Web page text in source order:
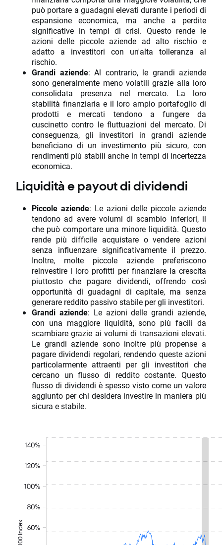
può portare a guadagni elevati durante i periodi di
espansione economica, ma anche a perdite
significative in tempi di crisi. Questo rende le
azioni delle piccole aziende ad alto rischio e
adatto a investitori con un'alta tolleranza al
rischio.
Grandi aziende: Al contrario, le grandi aziende
sono generalmente meno volatili grazie alla loro
consolidata presenza nel mercato. La loro
stabilità finanziaria e il loro ampio portafoglio di
prodotti e mercati tendono a fungere da
cuscinetto contro le fluttuazioni del mercato. Di
conseguenza, gli investitori in grandi aziende
beneficiano di un investimento più sicuro, con
rendimenti più stabili anche in tempi di incertezza
economica.
Liquidità e payout di dividendi
Piccole aziende: Le azioni delle piccole aziende
tendono ad avere volumi di scambio inferiori, il
che può comportare una minore liquidità. Questo
rende più difficile acquistare o vendere azioni
senza influenzare significativamente il prezzo.
Inoltre, molte piccole aziende preferiscono
reinvestire i loro profitti per finanziare la crescita
piuttosto che pagare dividendi, offrendo così
opportunità di guadagni di capitale, ma senza
generare reddito passivo stabile per gli investitori.
Grandi aziende: Le azioni delle grandi aziende,
con una maggiore liquidità, sono più facili da
scambiare grazie ai volumi di transazioni elevati.
Le grandi aziende sono inoltre più propense a
pagare dividendi regolari, rendendo queste azioni
particolarmente attraenti per gli investitori che
cercano un flusso di reddito costante. Questo
flusso di dividendi è spesso visto come un valore
aggiunto per chi desidera investire in maniera più
sicura e stabile.